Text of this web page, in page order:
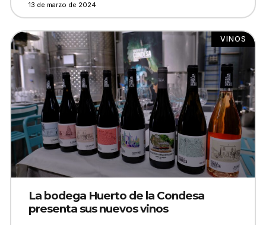
13 de marzo de 2024
VINOS
La bodega Huerto de la Condesa
presenta sus nuevos vinos